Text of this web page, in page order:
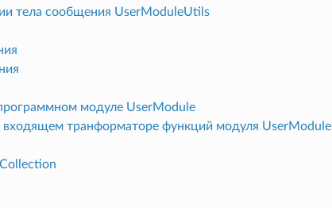
тела сообщения UserModuleUtils
модуле UserModule
входящем транформаторе функций модуля UserModule